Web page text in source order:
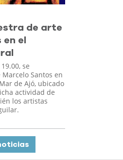
de arte
el
se
Santos en
de Ajó, ubicado
actividad de
los artistas